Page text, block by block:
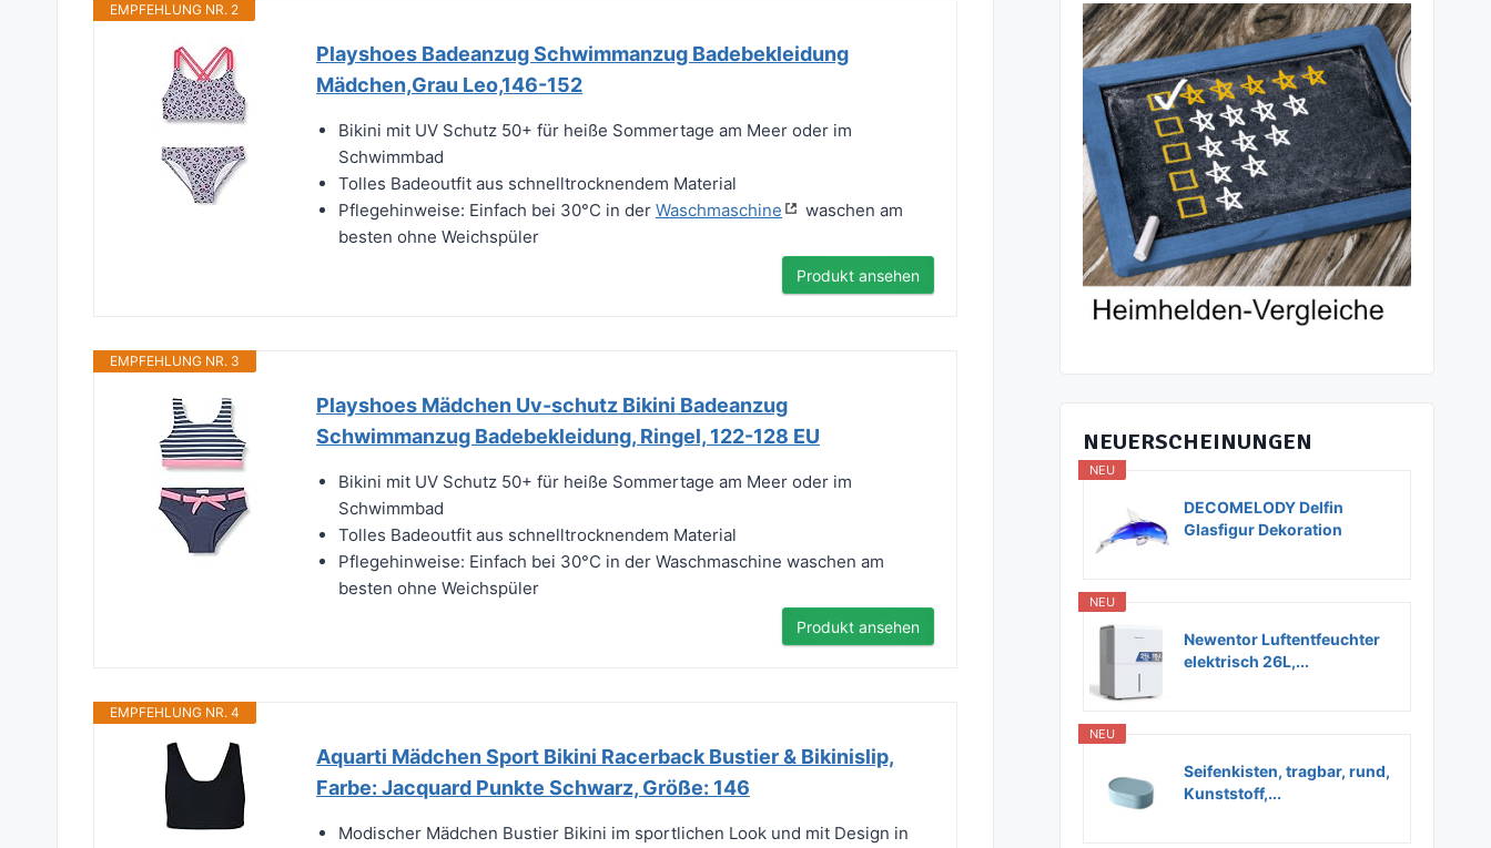
EMPFEHLUNG NR. 2
Playshoes Badeanzug Schwimmanzug Badebekleidung
Mädchen,Grau Leo,146-152
Bikini mit UV Schutz 50+ für heiße Sommertage am Meer oder im
Schwimmbad
Tolles Badeoutfit aus schnelltrocknendem Material
Pflegehinweise: Einfach bei 30°C in der Waschmaschine
waschen am
besten ohne Weichspüler
Produkt ansehen
EMPFEHLUNG NR. 3
Playshoes Mädchen Uv-schutz Bikini Badeanzug
Schwimmanzug Badebekleidung, Ringel, 122-128 EU
Bikini mit UV Schutz 50+ für heiße Sommertage am Meer oder im
Schwimmbad
Tolles Badeoutfit aus schnelltrocknendem Material
Pflegehinweise: Einfach bei 30°C in der Waschmaschine waschen am
besten ohne Weichspüler
Produkt ansehen
EMPFEHLUNG NR. 4
Aquarti Mädchen Sport Bikini Racerback Bustier & Bikinislip,
Farbe: Jacquard Punkte Schwarz, Größe: 146
Modischer Mädchen Bustier Bikini im sportlichen Look und mit Design in
NEUERSCHEINUNGEN
NEU
DECOMELODY Delfin
Glasfigur Dekoration
NEU
Newentor Luftentfeuchter
elektrisch 26L,...
NEU
Seifenkisten, tragbar, rund,
Kunststoff,...